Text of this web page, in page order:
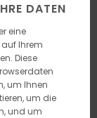
DATEN
eine
Ihrem
Diese
um Ihnen
um die
und um